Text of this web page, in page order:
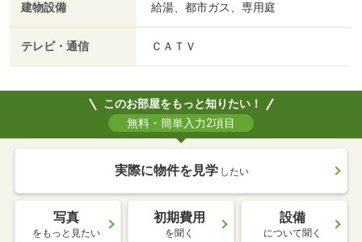
建物設備 給湯、都市ガス、専用庭
テレビ・通信 ＣＡＴＶ
このお部屋をもっと知りたい！
無料・簡単入力2項目
実際に物件を見学 したい
写真
をもっと見たい
初期費用
を聞く
設備
について聞く